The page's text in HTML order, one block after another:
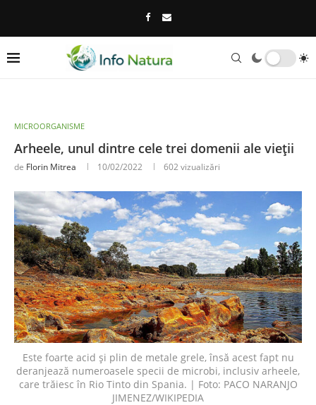
MICROORGANISME
Arheele, unul dintre cele trei domenii ale vieții
de Florin Mitrea 10/02/2022 602 vizualizări
Este foarte acid și plin de metale grele, însă acest fapt nu
deranjează numeroasele specii de microbi, inclusiv arheele,
care trăiesc în Rio Tinto din Spania. | Foto: PACO NARANJO
JIMENEZ/WIKIPEDIA